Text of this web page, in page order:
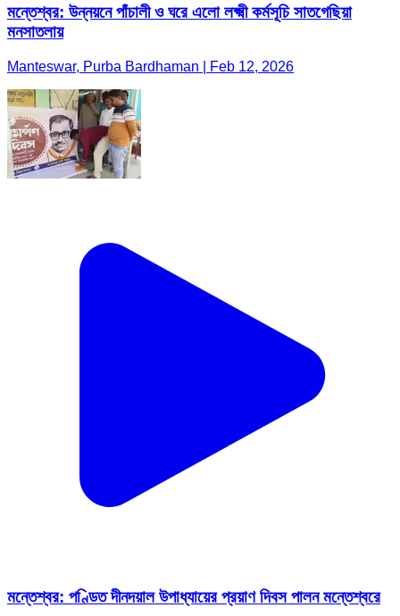
মন্তেশ্বর: উন্নয়নে পাঁচালী ও ঘরে এলো লক্ষ্মী কর্মসূচি সাতগেছিয়া
মনসাতলায়
Manteswar, Purba Bardhaman | Feb 12, 2026
মন্তেশ্বর: পণ্ডিত দীনদয়াল উপাধ্যায়ের প্রয়াণ দিবস পালন মন্তেশ্বরে